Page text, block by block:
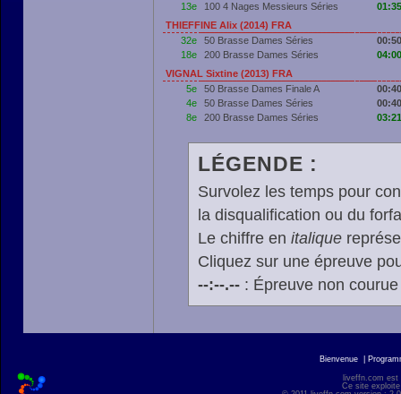
13e
100 4 Nages Messieurs Séries
THIEFFINE Alix (2014) FRA
32e
50 Brasse Dames Séries
18e
200 Brasse Dames Séries
VIGNAL Sixtine (2013) FRA
5e
50 Brasse Dames Finale A
4e
50 Brasse Dames Séries
8e
200 Brasse Dames Séries
LÉGENDE :
Survolez les temps pour
la disqualification ou du
Le chiffre en italique
Cliquez sur une épreuve
--:--.--: Épreuve non
Bienvenue
liveffn.com est
Ce site